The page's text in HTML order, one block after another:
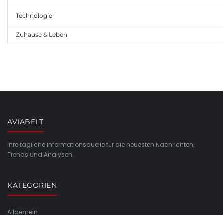
Technologie
Zuhause & Leben
AVIABELT
Ihre tägliche Informationsquelle für die neuesten Nachrichten,
Trends und Analysen.
KATEGORIEN
Allgemein